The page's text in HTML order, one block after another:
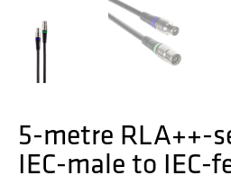
5-metre RLA++-
IEC-male to IEC-